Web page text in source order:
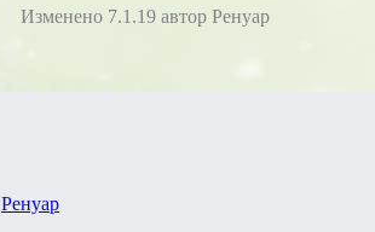
Изменено 7.1.19 автор Ренуар
Ренуар